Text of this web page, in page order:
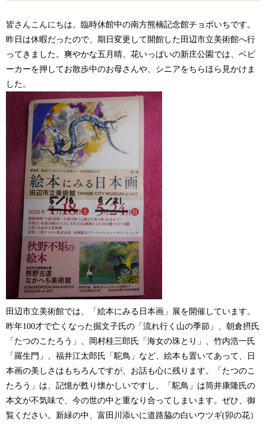
皆さんこんにちは。臨時休館中の南方熊楠記念館チョボいちです。
昨日は休暇だったので、期日変更して開館した田辺市立美術館へ行
ってきました。爽やかな五月晴、花いっぱいの新庄公園では、ベビ
ーカーを押してお散歩中のお母さんや、シニアをちらほら見かけま
した。
田辺市立美術館では、「絵本にみる日本画」展を開催しています。
昨年100才で亡くなった掘文子氏の「流れ行く山の季節」、朝倉摂氏
「たつのこたろう」、岡村桂三郎氏「海女の珠とり」、竹内浩一氏
「羅生門」、福井江太郎氏「駝鳥」など、絵本も置いてあって、日
本画の美しさはもちろんですが、お話も心に残ります。「たつのこ
たろう」は、記憶が甦り懐かしいですし、「駝鳥」は筒井康隆氏の
本文が不気味で、今の世の中と重なり合ってしまいます。ぜひ、御
覧ください。新緑の中、富田川添いに道路脇の白いウツギ(卯の花）